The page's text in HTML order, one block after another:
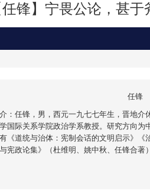
任锋】宁畏公论，甚于
任锋
：任锋，男，西元一九七七年生，晋地
国际关系学院政治学系教授。研究方向
《道统与治体：宪制会话的文明启示》《
与宪政论集》（杜维明、姚中秋、任锋合著